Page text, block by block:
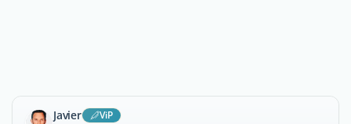
Javier ViP